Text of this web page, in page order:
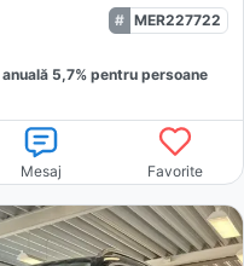
MER227722
anuală 5,7% pentru persoane
Mesaj Favorite